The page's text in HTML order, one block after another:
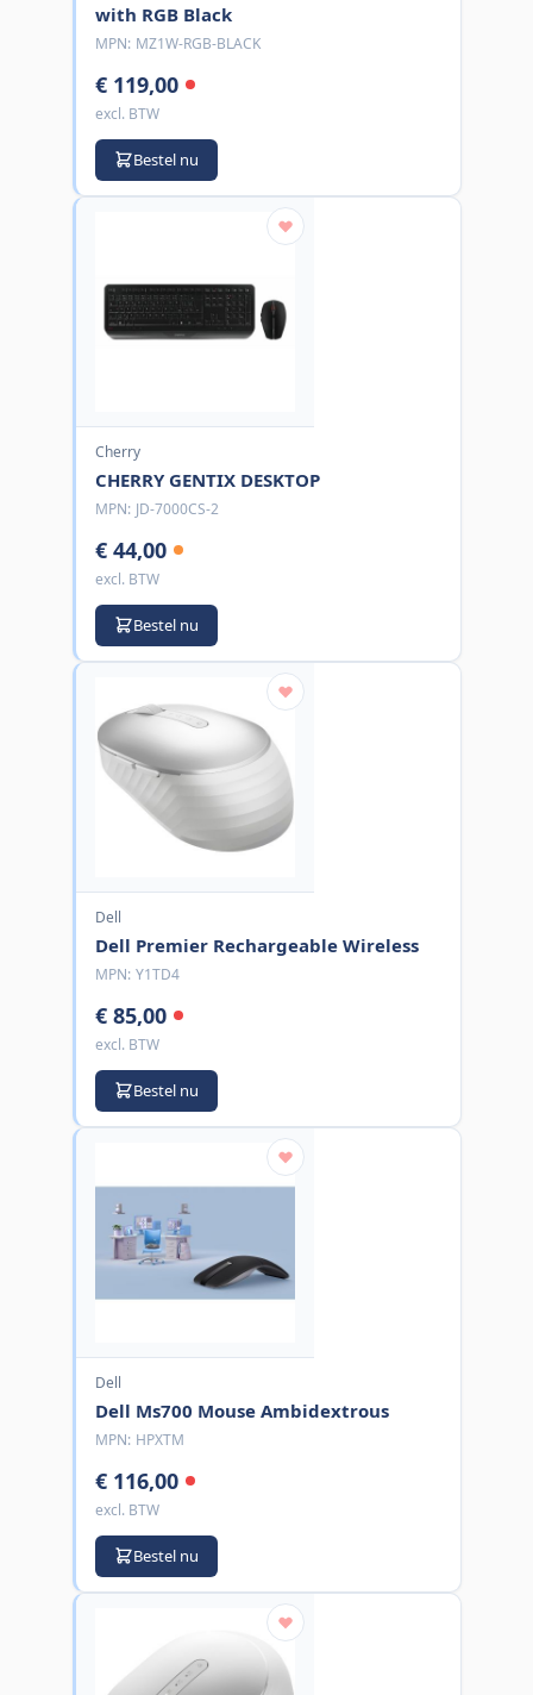
with RGB Black
MPN: MZ1W-RGB-BLACK
€ 119,00
excl. BTW
Bestel nu
Cherry
CHERRY GENTIX DESKTOP
MPN: JD-7000CS-2
€ 44,00
excl. BTW
Bestel nu
Dell
Dell Premier Rechargeable Wireless
MPN: Y1TD4
€ 85,00
excl. BTW
Bestel nu
Dell
Dell Ms700 Mouse Ambidextrous
MPN: HPXTM
€ 116,00
excl. BTW
Bestel nu